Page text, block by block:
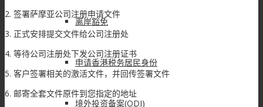
离岸豁免
申请香港税务居民身份
境外投资备案(ODI)
2. 签署萨摩亚公司注册申请文件
3. 正式安排提交文件给公司注册处
4. 等待公司注册处下发公司注册证书
5. 客户签署相关的激活文件，并回传签署文件
6. 邮寄全套文件原件到您指定的地址